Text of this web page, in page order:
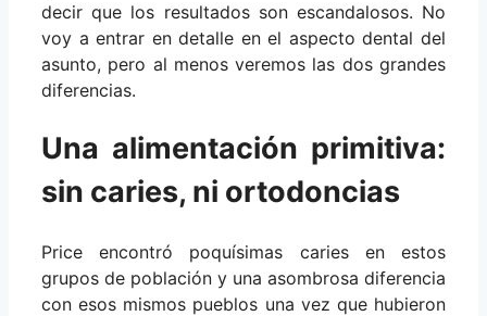
decir que los resultados son escandalosos. No
voy a entrar en detalle en el aspecto dental del
asunto, pero al menos veremos las dos grandes
diferencias.
Una alimentación primitiva:
sin caries, ni ortodoncias
Price encontró poquísimas caries en estos
grupos de población y una asombrosa diferencia
con esos mismos pueblos una vez que hubieron